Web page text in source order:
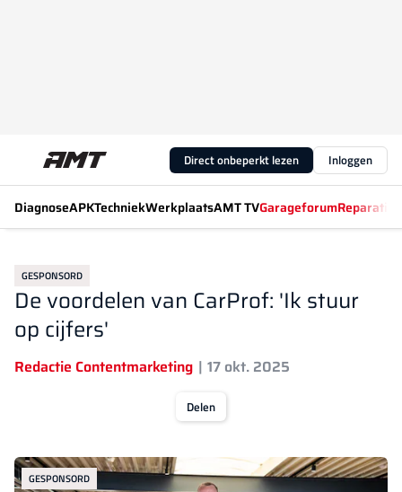
Direct onbeperkt lezen Inloggen
DiagnoseAPKTechniekWerkplaatsAMT TVGarageforum
GESPONSORD
De voordelen van CarProf: 'Ik stuur
op cijfers'
Redactie Contentmarketing 17 okt. 2025
Delen
GESPONSORD